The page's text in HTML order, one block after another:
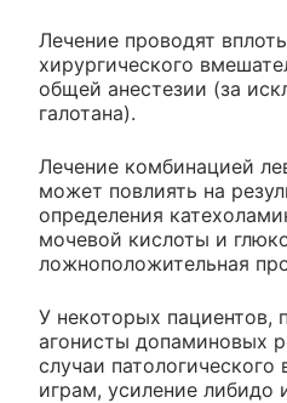
Лечение проводят
хирургического
общей анестезии (за
галотана).
Лечение комбинацией
может повлиять на
определения
мочевой кислоты и
ложноположительная
У некоторых
агонисты допаминовых
случаи
играм, усиление либидо